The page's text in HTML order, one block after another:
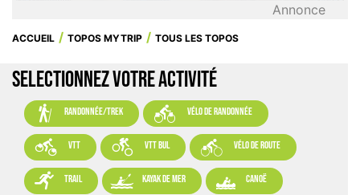
Annonce
ACCUEIL TOPOS MYTRIP TOUS LES TOPOS
SELECTIONNEZ VOTRE ACTIVITÉ
 randonnée/trek  vélo de randonnée
 VTT  VTT BUL  vélo de route
 trail  kayak de mer  canoë